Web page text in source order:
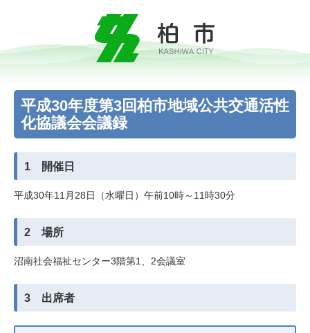
平成30年度第3回柏市地域公共交通活性
化協議会会議録
1 開催日
平成30年11月28日（水曜日）午前10時～11時30分
2 場所
沼南社会福祉センター3階第1、2会議室
3 出席者